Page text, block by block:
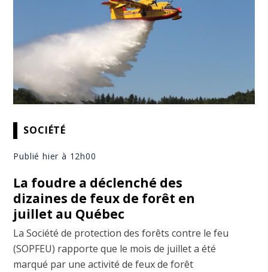
SOCIÉTÉ
Publié hier à 12h00
La foudre a déclenché des
dizaines de feux de forêt en
juillet au Québec
La Société de protection des forêts contre le feu
(SOPFEU) rapporte que le mois de juillet a été
marqué par une activité de feux de forêt